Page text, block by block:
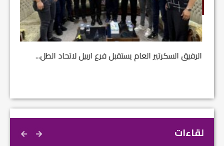
الرفيق السكرتير العام يستقبل فرع اربيل لاتحاد الطل...
لقاءات